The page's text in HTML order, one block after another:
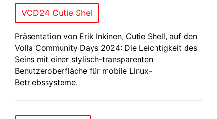
VCD24 Cutie Shel
Präsentation von Erik Inkinen, Cutie Shell, auf den
Volla Community Days 2024: Die Leichtigkeit des
Seins mit einer stylisch-transparenten
Benutzeroberfläche für mobile Linux-
Betriebssysteme.